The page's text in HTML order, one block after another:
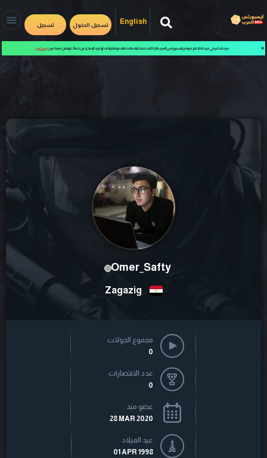
English تسجيل الدخول تسجيل
✖ مرحباً بكم في مرحلة اختبار موقع ايسبورتس العرب! إذا كانت لديك أية ملاحظات او اقتراحات أو تريد الإبلاغ عن خطأ، تواصل معنا عبر ديسكورد
Omer_Safty
مجموع الجولات
0
عدد الانتصارات
0
عضو منذ
28 MAR 2020
عيد الميلاد
01 APR 1998